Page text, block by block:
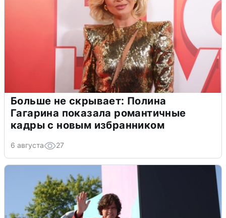
Больше не скрывает: Полина
Гагарина показала романтичные
кадры с новым избранником
6 августа 27